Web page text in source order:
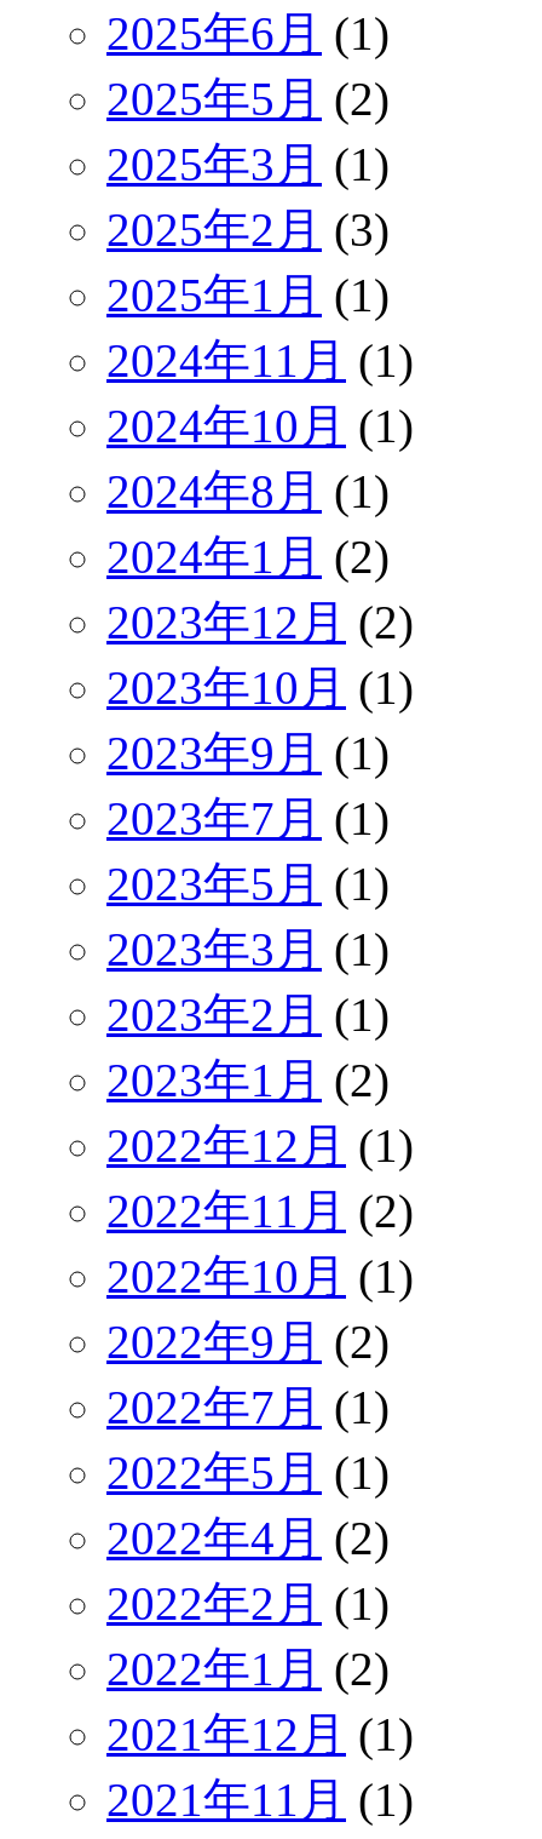
2025年6月 (1)
2025年5月 (2)
2025年3月 (1)
2025年2月 (3)
2025年1月 (1)
2024年11月 (1)
2024年10月 (1)
2024年8月 (1)
2024年1月 (2)
2023年12月 (2)
2023年10月 (1)
2023年9月 (1)
2023年7月 (1)
2023年5月 (1)
2023年3月 (1)
2023年2月 (1)
2023年1月 (2)
2022年12月 (1)
2022年11月 (2)
2022年10月 (1)
2022年9月 (2)
2022年7月 (1)
2022年5月 (1)
2022年4月 (2)
2022年2月 (1)
2022年1月 (2)
2021年12月 (1)
2021年11月 (1)